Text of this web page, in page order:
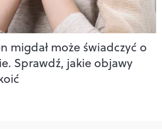
migdał może świadczyć o
Sprawdź, jakie objawy